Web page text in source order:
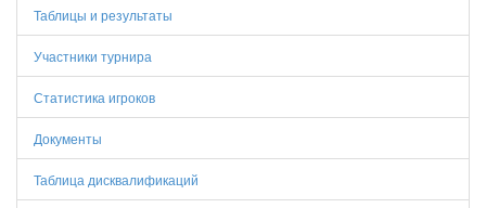
Таблицы и результаты
Участники турнира
Статистика игроков
Документы
Таблица дисквалификаций